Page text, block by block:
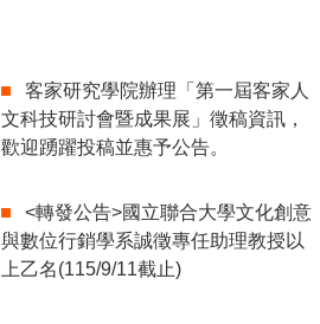
客家研究學院辦理「第一屆客家人
文科技研討會暨成果展」徵稿資訊，
歡迎踴躍投稿並惠予公告。
<轉發公告>國立聯合大學文化創意
與數位行銷學系誠徵專任助理教授以
上乙名(115/9/11截止)